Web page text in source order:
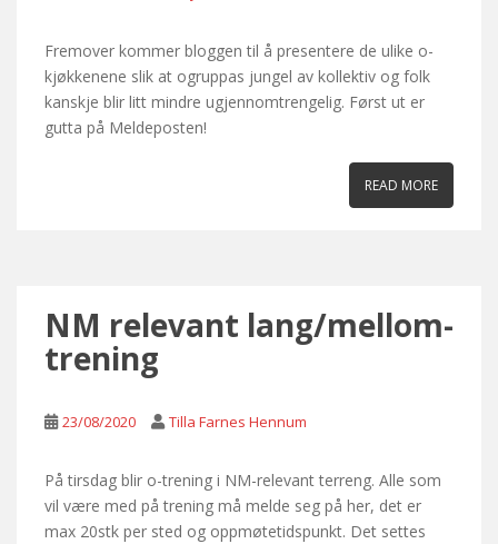
Fremover kommer bloggen til å presentere de ulike o-
kjøkkenene slik at ogruppas jungel av kollektiv og folk
kanskje blir litt mindre ugjennomtrengelig. Først ut er
gutta på Meldeposten!
READ MORE
NM relevant lang/mellom-
trening
23/08/2020 Tilla Farnes Hennum
På tirsdag blir o-trening i NM-relevant terreng. Alle som
vil være med på trening må melde seg på her, det er
max 20stk per sted og oppmøtetidspunkt. Det settes